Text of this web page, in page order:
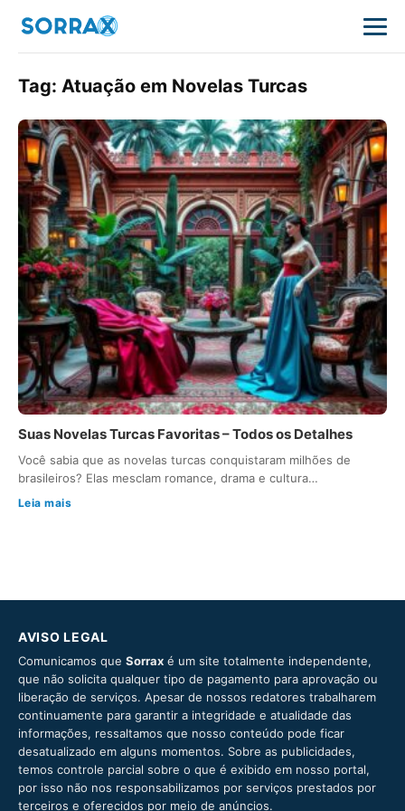
Tag: Atuação em Novelas Turcas
Suas Novelas Turcas Favoritas – Todos os Detalhes
Você sabia que as novelas turcas conquistaram milhões de
brasileiros? Elas mesclam romance, drama e cultura…
Leia mais
AVISO LEGAL
Comunicamos que Sorrax é um site totalmente independente,
que não solicita qualquer tipo de pagamento para aprovação ou
liberação de serviços. Apesar de nossos redatores trabalharem
continuamente para garantir a integridade e atualidade das
informações, ressaltamos que nosso conteúdo pode ficar
desatualizado em alguns momentos. Sobre as publicidades,
temos controle parcial sobre o que é exibido em nosso portal,
por isso não nos responsabilizamos por serviços prestados por
terceiros e oferecidos por meio de anúncios.